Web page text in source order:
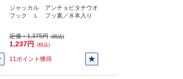
ジャッカル アンチョビタチウオ
フック Ｌ フッ素／８本入り
定価：1,375円 (税込)
1,237円 (税込)
11ポイント獲得